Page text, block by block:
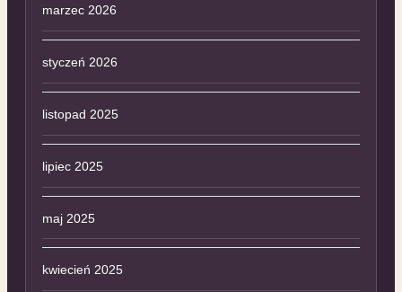
marzec 2026
styczeń 2026
listopad 2025
lipiec 2025
maj 2025
kwiecień 2025